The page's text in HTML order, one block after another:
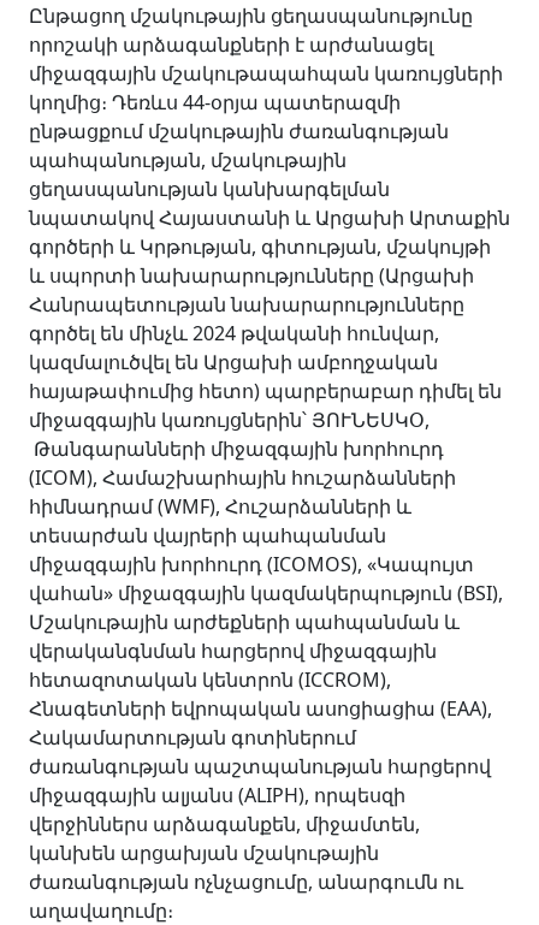
Ընթացող մշակութային ցեղասպանությունը
որոշակի արձագանքների է արժանացել
միջազգային մշակութապահպան կառույցների
կողմից։ Դեռևս 44-օրյա պատերազմի
ընթացքում մշակութային ժառանգության
պահպանության, մշակութային
ցեղասպանության կանխարգելման
նպատակով Հայաստանի և Արցախի Արտաքին
գործերի և Կրթության, գիտության, մշակույթի
և սպորտի նախարարությունները (Արցախի
Հանրապետության նախարարությունները
գործել են մինչև 2024 թվականի հունվար,
կազմալուծվել են Արցախի ամբողջական
հայաթափումից հետո) պարբերաբար դիմել են
միջազգային կառույցներին՝ ՅՈՒՆԵՍԿՕ,
Թանգարանների միջազգային խորհուրդ
(ICOM), Համաշխարհային հուշարձանների
հիմնադրամ (WMF), Հուշարձանների և
տեսարժան վայրերի պահպանման
միջազգային խորհուրդ (ICOMOS), «Կապույտ
վահան» միջազգային կազմակերպություն (BSI),
Մշակութային արժեքների պահպանման և
վերականգնման հարցերով միջազգային
հետազոտական կենտրոն (ICCROM),
Հնագետների եվրոպական ասոցիացիա (EAA),
Հակամարտության գոտիներում
ժառանգության պաշտպանության հարցերով
միջազգային ալյանս (ALIPH), որպեսզի
վերջիններս արձագանքեն, միջամտեն,
կանխեն արցախյան մշակութային
ժառանգության ոչնչացումը, անարգումն ու
աղավաղումը։